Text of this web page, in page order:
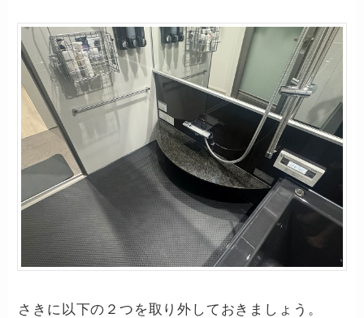
さきに以下の２つを取り外しておきましょう。